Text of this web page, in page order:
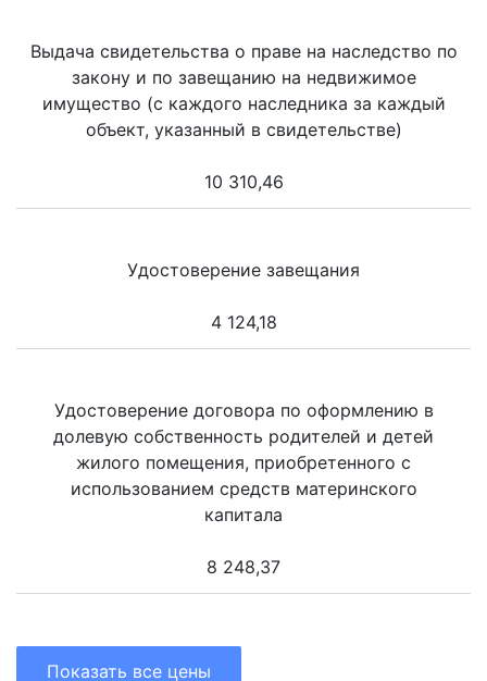
Выдача свидетельства о праве на наследство по
закону и по завещанию на недвижимое
имущество (с каждого наследника за каждый
объект, указанный в свидетельстве)
10 310,46
Удостоверение завещания
4 124,18
Удостоверение договора по оформлению в
долевую собственность родителей и детей
жилого помещения, приобретенного с
использованием средств материнского
капитала
8 248,37
Показать все цены